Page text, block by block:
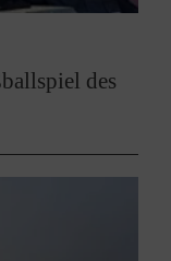
des